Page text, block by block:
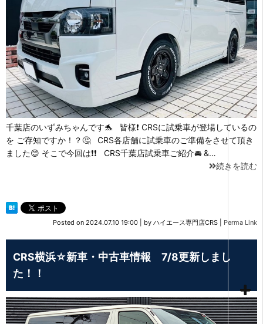
千葉店のいずみちゃんです🐬 皆様❗ CRSに試乗車が登場しているの
を ご存知ですか！？🤔 CRS各店舗に試乗車のご準備をさせて頂き
ました😊 そこで今回は❗❗ CRS千葉店試乗車ご紹介🚘 &…
続きを読む
Posted on 2024.07.10 19:00 by ハイエース専門店CRS Perma Link
CRS横浜☆新車・中古車情報 7/8更新しまし
た！！